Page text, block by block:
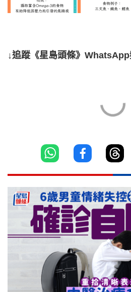
↓追蹤《星島頭條》WhatsApp